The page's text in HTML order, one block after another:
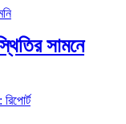
সামনে